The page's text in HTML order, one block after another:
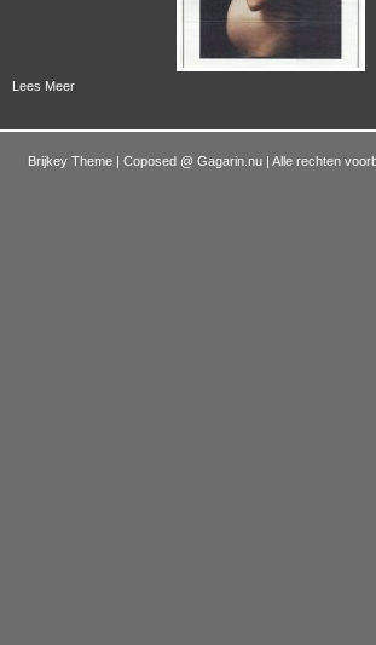
Lees Meer
Brijkey Theme | Coposed @ Gagarin.nu | Alle rechten